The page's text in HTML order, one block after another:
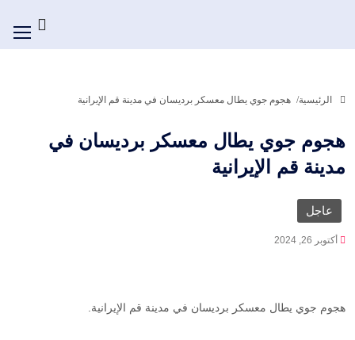
الرئيسية هجوم جوي يطال معسكر برديسان في مدينة قم الإيرانية
هجوم جوي يطال معسكر برديسان في
مدينة قم الإيرانية
عاجل
أكتوبر 26, 2024
هجوم جوي يطال معسكر برديسان في مدينة قم الإيرانية.